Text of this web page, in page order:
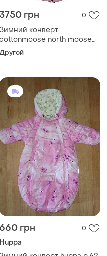
3750 грн 0
Зимний конверт
cottonmoose north moose
pink
Другой
660 грн 0
Huppa